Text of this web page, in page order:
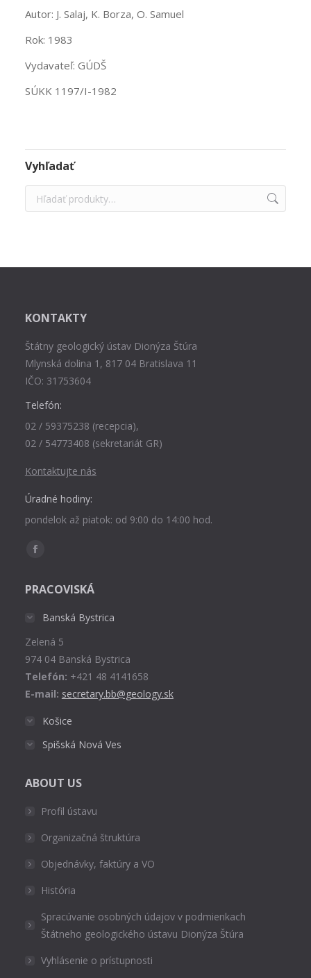
Autor: J. Salaj, K. Borza, O. Samuel
Rok: 1983
Vydavateľ: GÚDŠ
SÚKK 1197/I-1982
Vyhľadať
KONTAKTY
Štátny geologický ústav Dionýza Štúra
Mlynská dolina 1, 817 04 Bratislava 11
IČO: 31753604
Telefón:
02 / 59375238 (recepcia),
02 / 54773408 (sekretariát GR)
Kontaktujte nás
Úradné hodiny:
pondelok až piatok: od 9:00 do 14:00 hod.
Find us on:
Facebook
opens
window
PRACOVISKÁ
Banská Bystrica
Zelená 5
974 04 Banská Bystrica
Telefón: +421 48 4141658
E-mail: secretary.bb@geology.sk
Košice
Spišská Nová Ves
ABOUT US
Profil ústavu
Organizačná štruktúra
Objednávky, faktúry a VO
História
Spracúvanie osobných údajov v podmienkach
Štátneho geologického ústavu Dionýza Štúra
Vyhlásenie o prístupnosti